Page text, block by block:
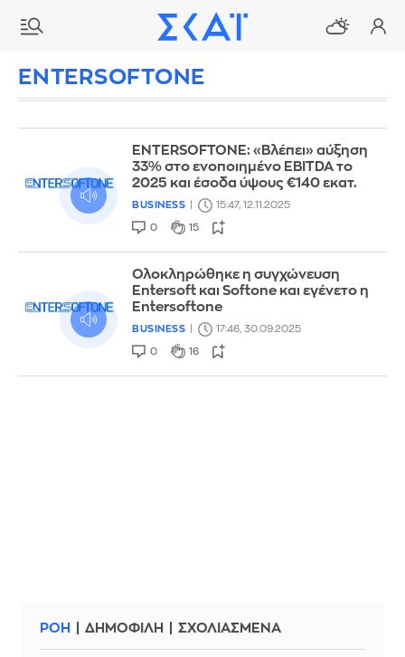
ENTERSOFTONE
ENTERSOFTONE: «Βλέπει» αύξηση
33% στο ενοποιημένο EBITDA το
2025 και έσοδα ύψους €140 εκατ.
BUSINESS 15:47, 12.11.2025
0 15
Ολοκληρώθηκε η συγχώνευση
Entersoft και Softone και εγένετο η
Entersoftone
BUSINESS 17:46, 30.09.2025
0 16
ΡΟΗ ΔΗΜΟΦΙΛΗ ΣΧΟΛΙΑΣΜΕΝΑ